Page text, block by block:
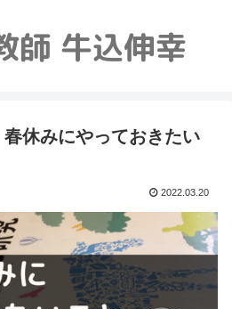
春休みにやっておきたい
2022.03.20